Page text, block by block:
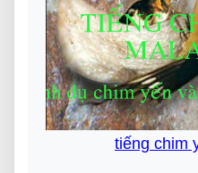
tiếng chim